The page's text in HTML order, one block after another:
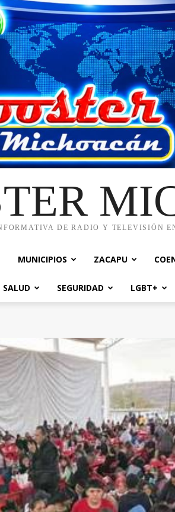
DE RADIO Y TELEVISIÓN
MUNICIPIOS ZACAPU
SALUD SEGURIDAD LGBT+